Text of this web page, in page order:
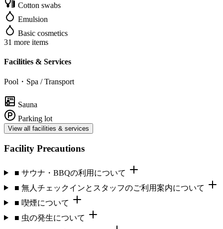
Cotton swabs
Emulsion
Basic cosmetics
31 more items
Facilities & Services
Pool・Spa / Transport
Sauna
Parking lot
View all facilities & services
Facility Precautions
■ サウナ・BBQの利用について
■ 無人チェックインとスタッフのご利用案内について
■ 喫煙について
■ 虫の発生について